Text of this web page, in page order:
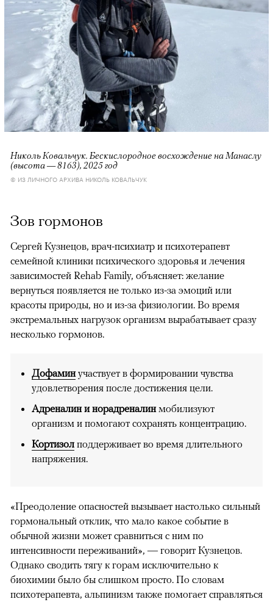
Николь Ковальчук. Бескислородное восхождение на Манаслу
(высота — 8163), 2025 год
© ИЗ ЛИЧНОГО АРХИВА НИКОЛЬ КОВАЛЬЧУК
Зов гормонов
Сергей Кузнецов, врач-психиатр и психотерапевт
семейной клиники психического здоровья и лечения
зависимостей Rehab Family, объясняет: желание
вернуться появляется не только из-за эмоций или
красоты природы, но и из-за физиологии. Во время
экстремальных нагрузок организм вырабатывает сразу
несколько гормонов.
Дофаминучаствует в формировании чувства
удовлетворения после достижения цели.
Адреналин и норадреналинмобилизуют
организм и помогают сохранять концентрацию.
Кортизол поддерживает во время длительного
напряжения.
«Преодоление опасностей вызывает настолько сильный
гормональный отклик, что мало какое событие в
обычной жизни может сравниться с ним по
интенсивности переживаний», — говорит Кузнецов.
Однако сводить тягу к горам исключительно к
биохимии было бы слишком просто. По словам
психотерапевта, альпинизм также помогает справляться